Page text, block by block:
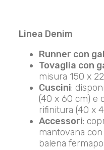
Linea Denim
Runner con
Tovaglia con
misura 150 x
Cuscini:
(40 x 60 cm) e
rifinitura (40 x
Accessori:
mantovana
balena